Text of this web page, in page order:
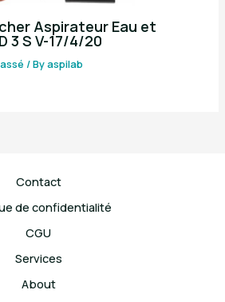
Aspirateur Eau et
3 S V-17/4/20
/ Byaspilab
Contact
de confidentialité
CGU
Services
About